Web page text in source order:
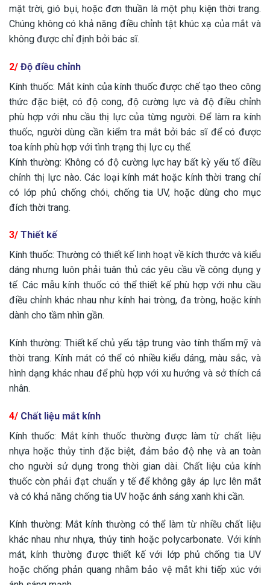
mặt trời, gió bụi, hoặc đơn thuần là một phụ kiện thời trang.
Chúng không có khả năng điều chỉnh tật khúc xạ của mắt và
không được chỉ định bởi bác sĩ.
2/ Độ điều chỉnh
Kính thuốc: Mắt kính của kính thuốc được chế tạo theo công
thức đặc biệt, có độ cong, độ cường lực và độ điều chỉnh
phù hợp với nhu cầu thị lực của từng người. Để làm ra kính
thuốc, người dùng cần kiểm tra mắt bởi bác sĩ để có được
toa kính phù hợp với tình trạng thị lực cụ thể.
Kính thường: Không có độ cường lực hay bất kỳ yếu tố điều
chỉnh thị lực nào. Các loại kính mát hoặc kính thời trang chỉ
có lớp phủ chống chói, chống tia UV, hoặc dùng cho mục
đích thời trang.
3/ Thiết kế
Kính thuốc: Thường có thiết kế linh hoạt về kích thước và kiểu
dáng nhưng luôn phải tuân thủ các yêu cầu về công dụng y
tế. Các mẫu kính thuốc có thể thiết kế phù hợp với nhu cầu
điều chỉnh khác nhau như kính hai tròng, đa tròng, hoặc kính
dành cho tầm nhìn gần.
Kính thường: Thiết kế chủ yếu tập trung vào tính thẩm mỹ và
thời trang. Kính mát có thể có nhiều kiểu dáng, màu sắc, và
hình dạng khác nhau để phù hợp với xu hướng và sở thích cá
nhân.
4/ Chất liệu mắt kính
Kính thuốc: Mắt kính thuốc thường được làm từ chất liệu
nhựa hoặc thủy tinh đặc biệt, đảm bảo độ nhẹ và an toàn
cho người sử dụng trong thời gian dài. Chất liệu của kính
thuốc còn phải đạt chuẩn y tế để không gây áp lực lên mắt
và có khả năng chống tia UV hoặc ánh sáng xanh khi cần.
Kính thường: Mắt kính thường có thể làm từ nhiều chất liệu
khác nhau như nhựa, thủy tinh hoặc polycarbonate. Với kính
mát, kính thường được thiết kế với lớp phủ chống tia UV
hoặc chống phản quang nhằm bảo vệ mắt khi tiếp xúc với